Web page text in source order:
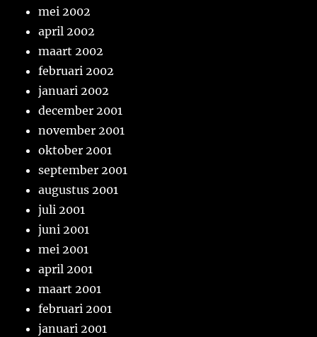
mei 2002
april 2002
maart 2002
februari 2002
januari 2002
december 2001
november 2001
oktober 2001
september 2001
augustus 2001
juli 2001
juni 2001
mei 2001
april 2001
maart 2001
februari 2001
januari 2001